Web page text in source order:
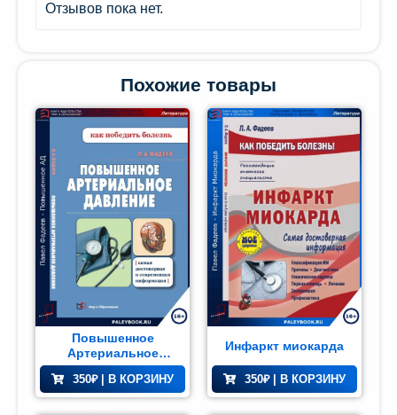
Отзывов пока нет.
Похожие товары
Повышенное
Артериальное
Давление
350₽ | В КОРЗИНУ
Инфаркт миокарда
350₽ | В КОРЗИНУ